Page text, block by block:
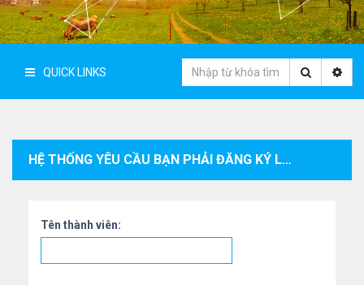
QUICK LINKS
HỆ THỐNG YÊU CẦU BẠN PHẢI ĐĂNG KÝ LÀM THÀNH VIÊN VÀ ĐĂNG NHẬP VÀO HỆ THỐNG ĐỂ XEM THÔNG TIN CÁ NHÂN CỦA THÀNH VIÊN.
Tên thành viên: